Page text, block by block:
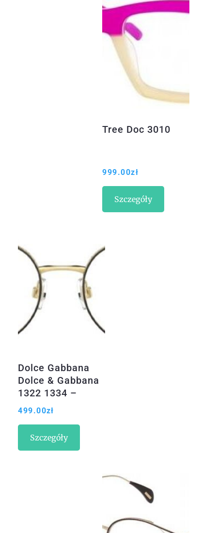
Tree Doc 3010
999.00zł
Szczegóły
Dolce Gabbana
Dolce & Gabbana
1322 1334 –
53/18/140
499.00zł
Szczegóły